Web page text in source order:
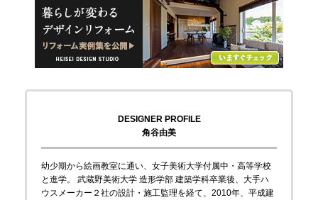
DESIGNER PROFILE
角谷由美
幼少期から絵画教室に通い、女子美術大学付属中・高等学校
と進学。 武蔵野美術大学 造形学部 建築学科卒業後、大手ハ
ウスメーカー２社の設計・施工監理を経て、2010年、平成建